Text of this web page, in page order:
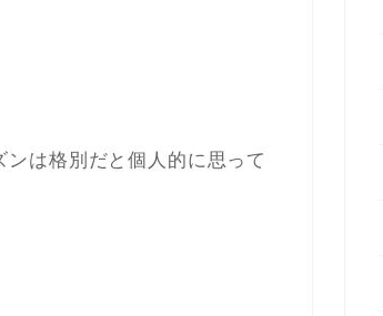
ンは格別だと個人的に思って